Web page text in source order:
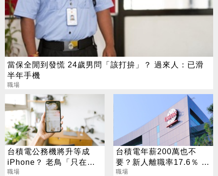
當保全閒到發慌 24歲男問「該打拚」？ 過來人：已滑
半年手機
職場
台積電公務機將升等成
iPhone？ 老鳥「只在意1
點」：3310也沒關係
職場
台積電年薪200萬也不
要？新人離職率17.6％ 工
程師揭崩潰日常
職場